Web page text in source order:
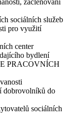
sociálních služeb
pro využití
center
bydlení
PRACOVNÍCH
dobrovolníků do
sociálních